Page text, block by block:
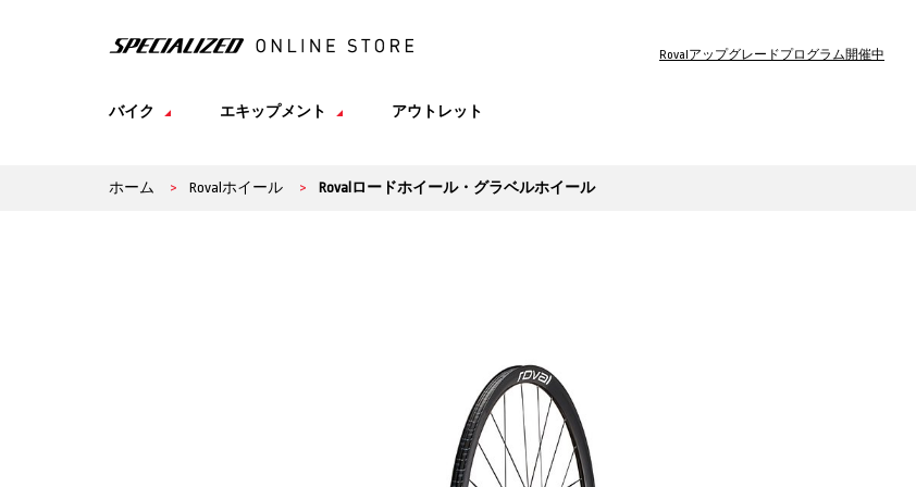
Rovalアップグレードプログラム開催中
バイク エキップメント アウトレット
ホーム > Rovalホイール > Rovalロードホイール・グラベルホイール